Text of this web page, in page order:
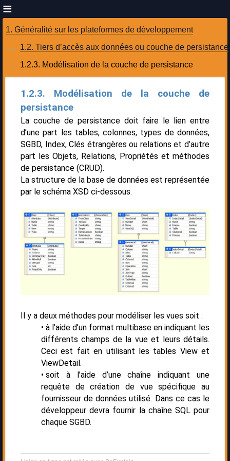
1. Généralité sur les plateformes de développement
1.2. Tiers d’accès aux données ou couche de persistance
1.2.3. Modélisation de la couche de persistance
1.2.3. Modélisation de la couche de
persistance
La couche de persistance doit faire le lien entre
d’une part les tables, colonnes, types de données,
SGBD, Index, Clés étrangères ou relations et d’autre
part les Objets, Relations, Propriétés et méthodes
de persistance (CRUD).
La structure de la base de données est représentée
par le schéma XSD ci-dessous.
Il y a deux méthodes pour modéliser les vues soit :
à l’aide d’un format multibase en indiquant les
différents champs de la vue et leurs détails.
Ceci est fait en utilisant les tables View et
ViewDetail.
soit à l’aide d’une chaîne indiquant une
requête de création de vue spécifique au
fournisseur de données utilisé. Dans ce cas le
développeur devra fournir la chaîne SQL pour
chaque SGBD.